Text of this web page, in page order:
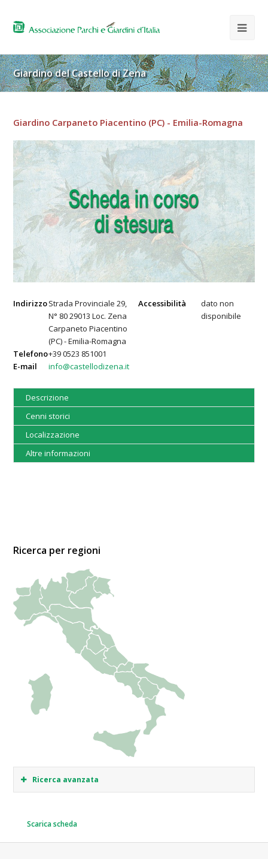
Giardino del Castello di Zena
Giardino Carpaneto Piacentino (PC) - Emilia-Romagna
IndirizzoStrada Provinciale 29,
N° 80 29013 Loc. Zena
Carpaneto Piacentino
(PC) - Emilia-Romagna
Accessibilità
dato non
disponibile
Telefono+39 0523 851001
E-mail
info@castellodizena.it
Descrizione
Cenni storici
Localizzazione
Altre informazioni
Ricerca per regioni
Ricerca avanzata
Scarica scheda